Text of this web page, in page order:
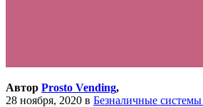
Автор Prosto Vending,
28 ноября, 2020 в Безналичные